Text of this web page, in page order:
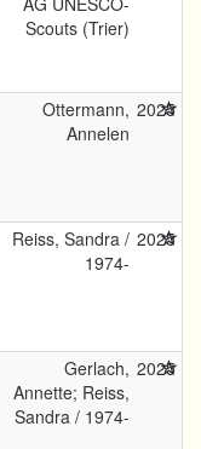
Scouts (Trier)
Ottermann,
Annelen
2025
Reiss, Sandra /
1974-
2025
Gerlach,
Annette; Reiss,
Sandra / 1974-
2025